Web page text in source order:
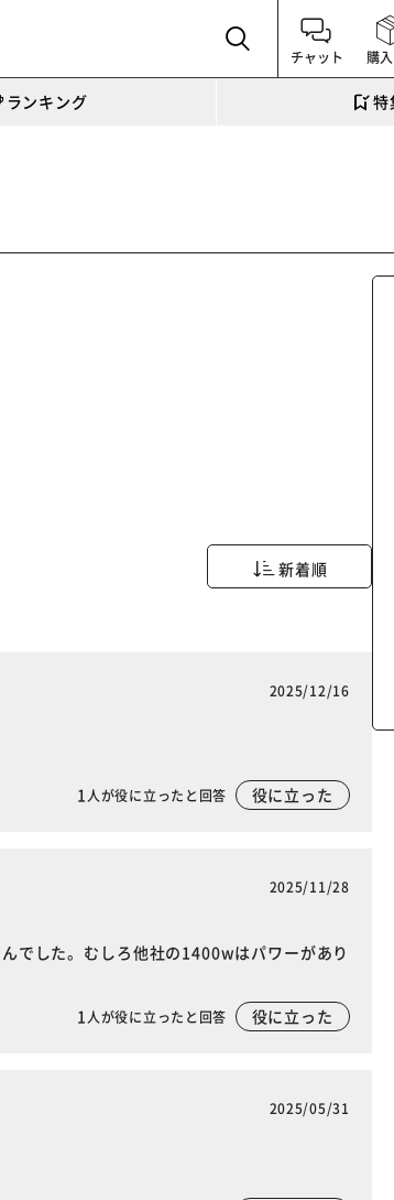
チャット 購
ランキング 特
新着順
2025/12/16
1 人が役に立ったと回答 役に立った
2025/11/28
でした。むしろ他社の1400wはパワーがあり
1 人が役に立ったと回答 役に立った
2025/05/31